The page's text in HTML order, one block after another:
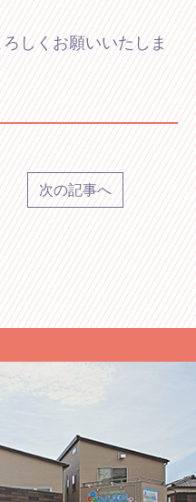
しくお願いいたしま
次の記事へ